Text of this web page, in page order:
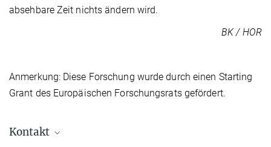
absehbare Zeit nichts ändern wird.
BK / HOR
Anmerkung: Diese Forschung wurde durch einen Starting
Grant des Europäischen Forschungsrats gefördert.
Kontakt